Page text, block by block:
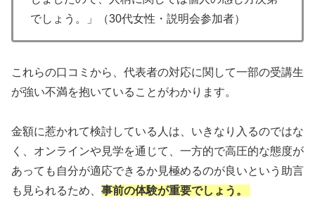
でしょう。」（30代女性・説明会参加者）
これらの口コミから、代表者の対応に関して一部の受講生
が強い不満を抱いていることがわかります。
金額に惹かれて検討している人は、いきなり入るのではな
く、オンラインや見学を通じて、一方的で高圧的な態度が
あっても自分が適応できるか見極めるのが良いという助言
も見られるため、 事前の体験が重要でしょう。